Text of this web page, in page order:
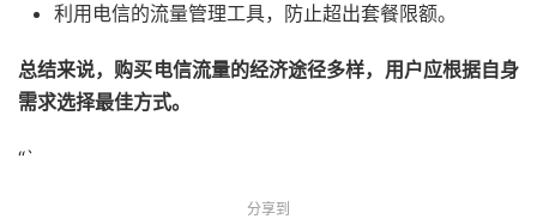
利用电信的流量管理工具，防止超出套餐限额。
总结来说，购买电信流量的经济途径多样，用户应根据自身
需求选择最佳方式。
“`
分享到